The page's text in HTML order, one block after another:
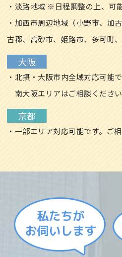
・淡路地域 ※日程調整の上、可
・加西市周辺地域（小野市、加
古郡、高砂市、姫路市、多可町
大阪
・北摂・大阪市内全域対応可能で
南大阪エリアはご相談ください
京都
・一部エリア対応可能です。ご